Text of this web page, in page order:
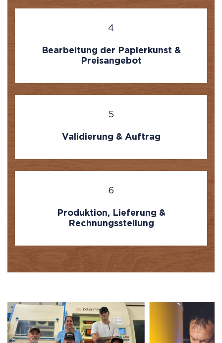
4
Bearbeitung der Papierkunst &
Preisangebot
5
Validierung & Auftrag
6
Produktion, Lieferung &
Rechnungsstellung